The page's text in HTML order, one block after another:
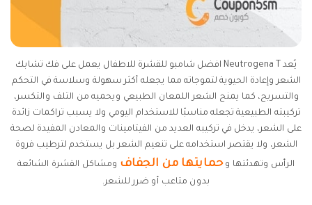
يُعد Neutrogena T افضل شامبو للقشرة للاطفال يعمل على فك تشابك
الشعر وإعادة الحيوية لتموجاته مما يجعله أكثر سهولة وسلاسة في التحكم
والتسريح، كما يمنح الشعر اللمعان الطبيعي ويحميه من التلف والتكسر،
تركيبته الطبيعية تجعله مناسبًا للاستخدام اليومي ولا يسبب تراكمات زائدة
على الشعر، يدخل في تركيبه العديد من الفيتامينات والمعادن المفيدة لصحة
الشعر، ولا يقتصر استخدامه على تنعيم الشعر بل يستخدم لترطيب فروة
الرأس وتهدئتها وحمايتها من الجفاف ومشاكل القشرة الشائعة
بدون متاعب أو ضرر للشعر.